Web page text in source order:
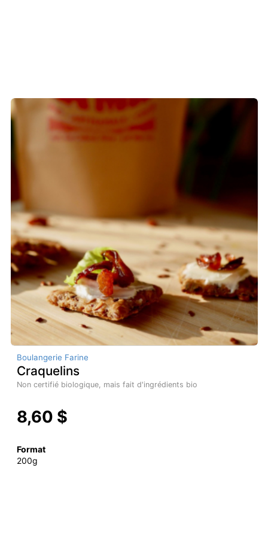
Boulangerie Farine
Craquelins
Non certifié biologique, mais fait d'ingrédients bio
8,60 $
Format
200g